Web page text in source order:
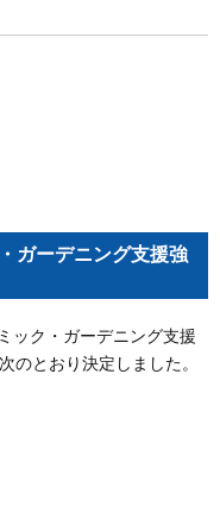
ガーデニング支援強
ック・ガーデニング支援
のとおり決定しました。